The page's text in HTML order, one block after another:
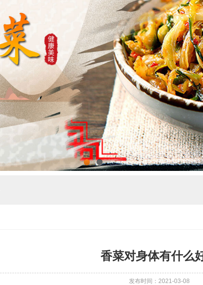
1 2
香菜对身体有什么
发布时间：2021-03-08